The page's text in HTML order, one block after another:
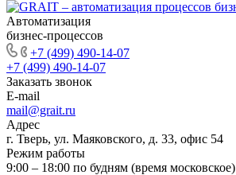
Автоматизация
бизнес-процессов
+7 (499) 490-14-07
+7 (499) 490-14-07
Заказать звонок
E-mail
mail@grait.ru
Адрес
г. Тверь, ул. Маяковского, д. 33, офис 54
Режим работы
9:00 – 18:00 по будням (время московское)